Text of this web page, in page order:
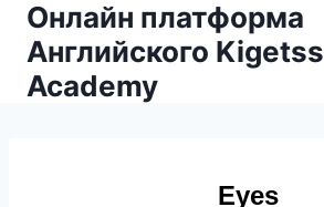
Онлайн платформа
Английского Kigetss
Academy
Eyes